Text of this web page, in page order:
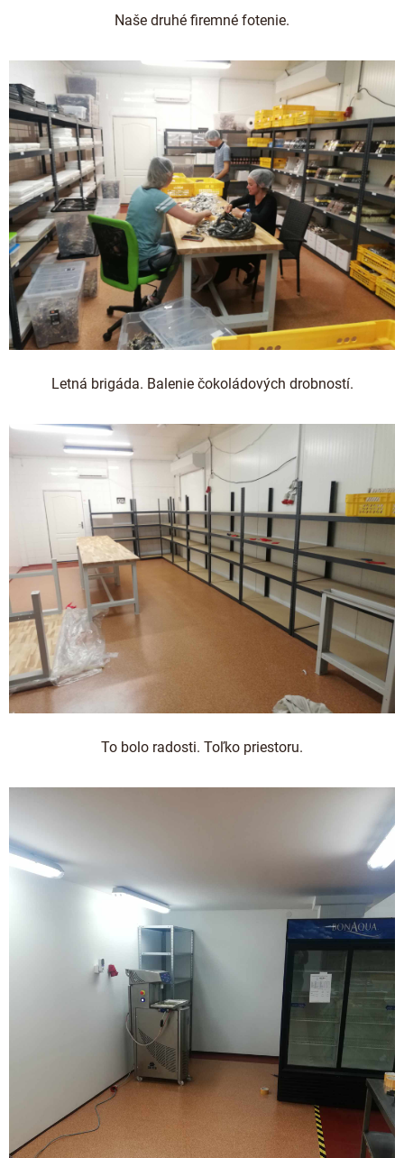
Naše druhé firemné fotenie.
Letná brigáda. Balenie čokoládových drobností.
To bolo radosti. Toľko priestoru.